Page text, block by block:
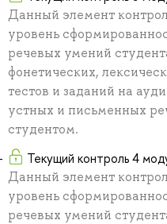
Данный элемент
уровень
речевых умений
фонетических,
тестов и заданий на
устных и письменных
студентом.
Текущий контроль 4
Данный элемент
уровень
речевых умений